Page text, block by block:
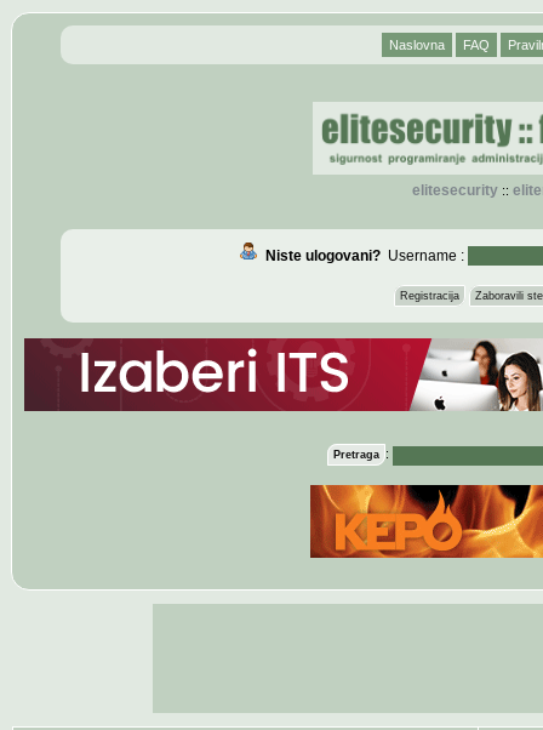
Naslovna FAQ
elitesecurity::
Niste ulogovani?Username :
Registracija Zaboravili
Pretraga :